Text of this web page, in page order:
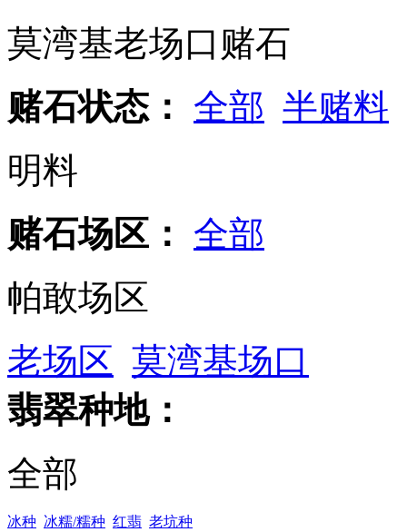
莫湾基老场口赌石
赌石状态：
全部 半赌料
明料
赌石场区：
全部
帕敢场区
老场区 莫湾基场口
翡翠种地：
全部
冰种 冰糯/糯种 红翡 老坑种